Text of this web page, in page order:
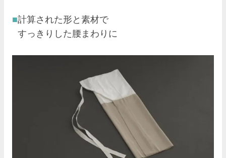
計算された形と素材で
すっきりした腰まわりに